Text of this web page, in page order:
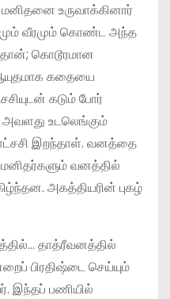
மனிதனை உருவாக்கினார்
வீரமும் கொண்ட அந்த
கொடூரமான
கதையை
கடும் போர்
அவளது உடலெங்கும்
இறந்தாள். வனத்தை
வனத்தில்
அகத்தியரின் புகழ்
தாத்ரீவனத்தில்
பிரதிஷ்டை செய்யும்
இந்தப் பணியில்